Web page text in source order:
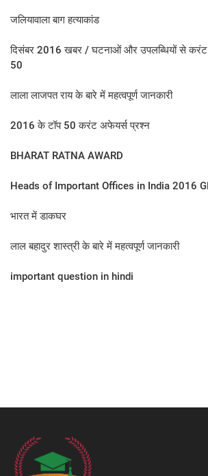
जलियावाला बाग हत्याकांड
दिसंबर 2016 खबर / घटनाओं और उपलब्धियों से करंट
50
लाला लाजपत राय के बारे में महत्‍वपूर्ण जानकारी
2016 के टॉप 50 करंट अफेयर्स प्रश्न
BHARAT RATNA AWARD
Heads of Important Offices in India 2016
भारत में डाकघर
लाल बहादुर शास्‍त्री के बारे में महत्‍वपूर्ण जानकारी
important question in hindi